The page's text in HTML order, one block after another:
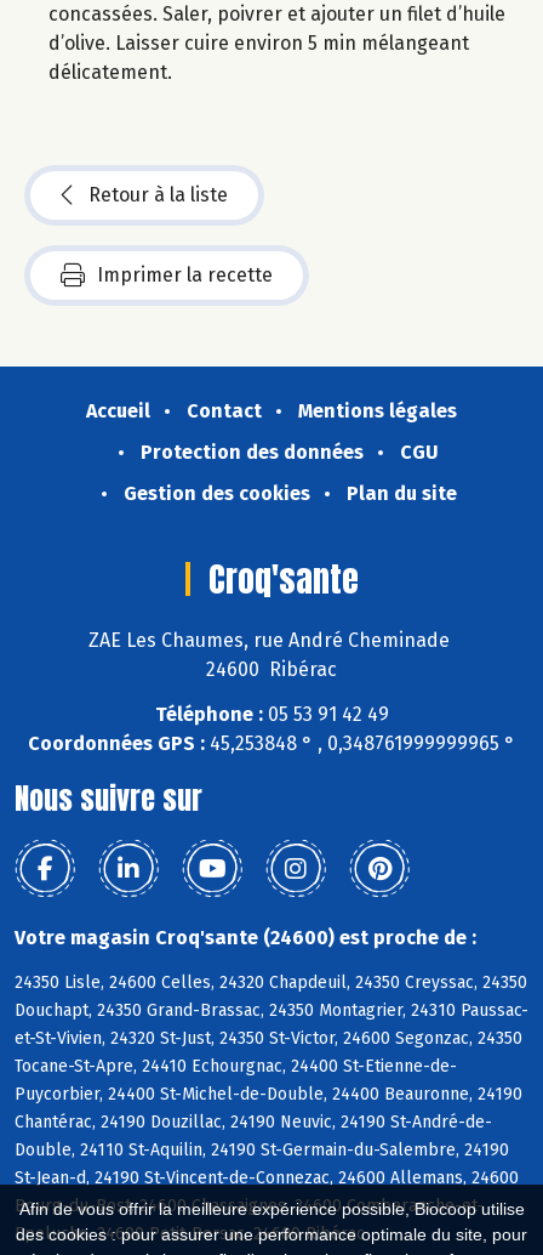
Afin de vous offrir la meilleure expérience possible, Biocoop utilise
des cookies : pour assurer une performance optimale du site, pour
concassées. Saler, poivrer et ajouter un filet d’huile
d’olive. Laisser cuire environ 5 min mélangeant
délicatement.
Retour à la liste
Imprimer la recette
Accueil Contact
Mentions légales
Protection des données
CGU
Gestion des cookies
Plan du site
Croq'sante
ZAE Les Chaumes, rue André Cheminade
24600 Ribérac
Téléphone :05 53 91 42 49
Coordonnées GPS : 45,253848 ° , 0,348761999999965 °
Nous suivre sur
Votre magasin Croq'sante (24600) est proche de :
24350 Lisle, 24600 Celles, 24320 Chapdeuil, 24350 Creyssac, 24350
Douchapt, 24350 Grand-Brassac, 24350 Montagrier, 24310 Paussac-
et-St-Vivien, 24320 St-Just, 24350 St-Victor, 24600 Segonzac, 24350
Tocane-St-Apre, 24410 Echourgnac, 24400 St-Etienne-de-
Puycorbier, 24400 St-Michel-de-Double, 24400 Beauronne, 24190
Chantérac, 24190 Douzillac, 24190 Neuvic, 24190 St-André-de-
Double, 24110 St-Aquilin, 24190 St-Germain-du-Salembre, 24190
St-Jean-d, 24190 St-Vincent-de-Connezac, 24600 Allemans, 24600
Bourg-du-Bost, 24600 Chassaignes, 24600 Comberanche-et-
Epeluche, 24600 Petit-Bersac, 24600 Ribérac